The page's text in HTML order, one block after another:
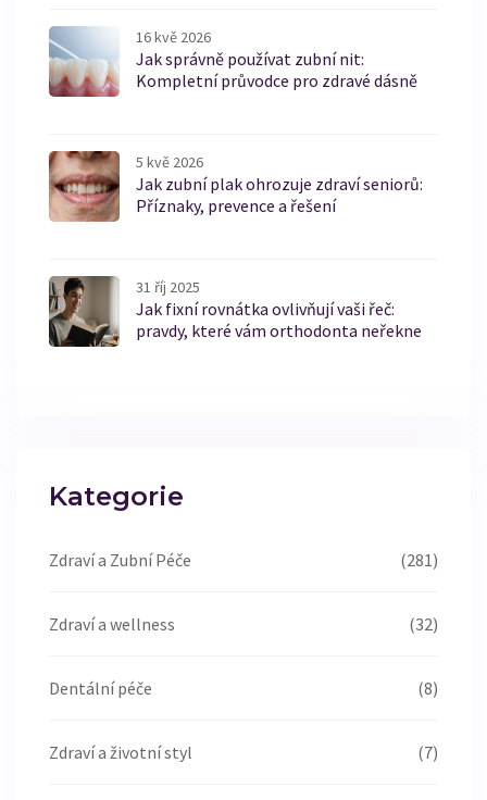
16 kvě 2026
Jak správně používat zubní nit:
Kompletní průvodce pro zdravé dásně
5 kvě 2026
Jak zubní plak ohrozuje zdraví seniorů:
Příznaky, prevence a řešení
31 říj 2025
Jak fixní rovnátka ovlivňují vaši řeč:
pravdy, které vám orthodonta neřekne
Kategorie
Zdraví a Zubní Péče (281)
Zdraví a wellness (32)
Dentální péče (8)
Zdraví a životní styl (7)